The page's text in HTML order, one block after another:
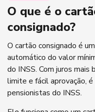
O que é o
consignado?
O cartão consignado é
automático do valor
do INSS. Com juros
limite e fácil aprovação,
pensionistas do INSS.